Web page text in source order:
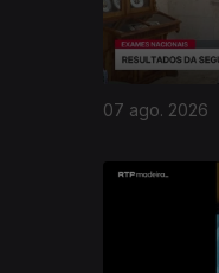
07 ago. 2026